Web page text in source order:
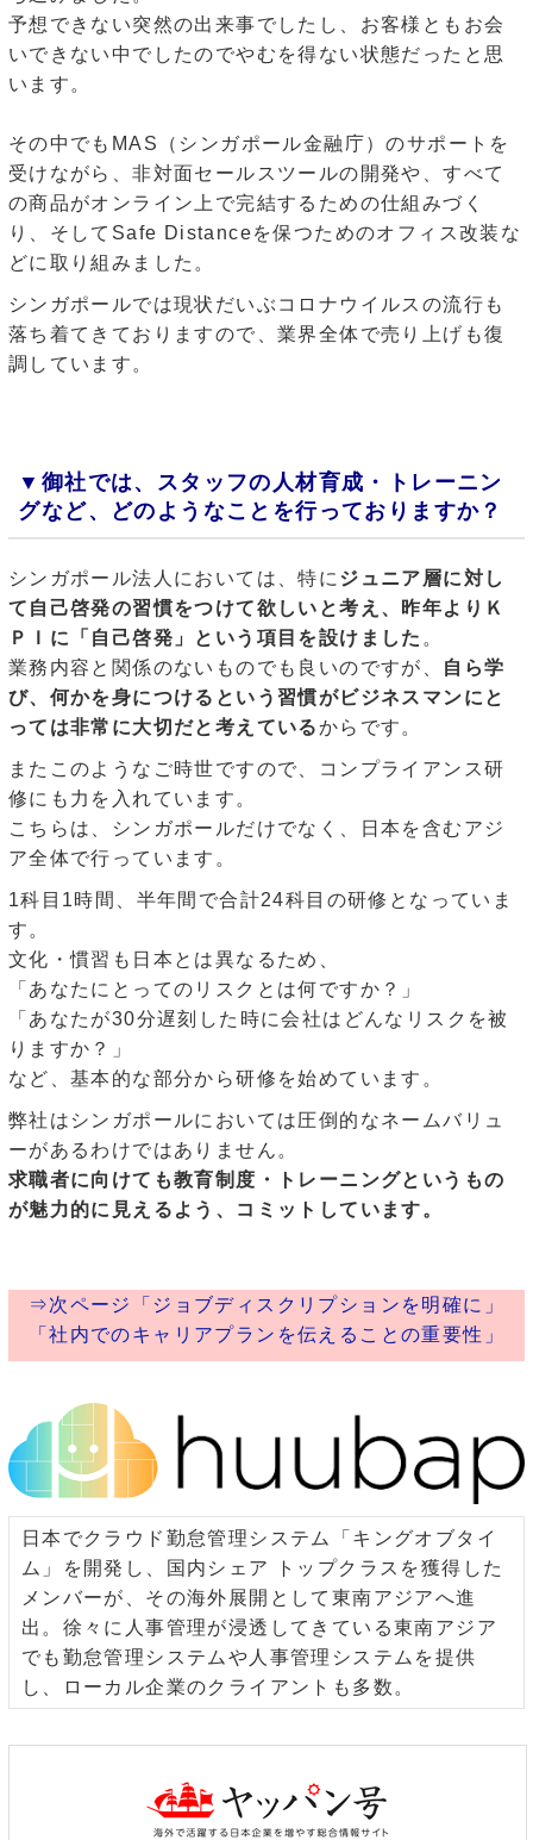
予想できない突然の出来事でしたし、お客様ともお会
いできない中でしたのでやむを得ない状態だったと思
います。
その中でもMAS（シンガポール金融庁）のサポートを
受けながら、非対面セールスツールの開発や、すべて
の商品がオンライン上で完結するための仕組みづく
り、そしてSafe Distanceを保つためのオフィス改装な
どに取り組みました。
シンガポールでは現状だいぶコロナウイルスの流行も
落ち着てきておりますので、業界全体で売り上げも復
調しています。
▼ 御社では、スタッフの人材育成・トレーニン
グなど、どのようなことを行っておりますか？
シンガポール法人においては、特に ジュニア層に対し
て自己啓発の習慣をつけて欲しいと考え、昨年よりＫ
ＰＩに「自己啓発」という項目を設けました 。
業務内容と関係のないものでも良いのですが、
自ら学
び、何かを身につけるという習慣がビジネスマンにと
っては非常に大切だと考えているからです。
またこのようなご時世ですので、コンプライアンス研
修にも力を入れています。
こちらは、シンガポールだけでなく、日本を含むアジ
ア全体で行っています。
1科目1時間、半年間で合計24科目の研修となっていま
す。
文化・慣習も日本とは異なるため、
「あなたにとってのリスクとは何ですか？」
「あなたが30分遅刻した時に会社はどんなリスクを被
りますか？」
など、基本的な部分から研修を始めています。
弊社はシンガポールにおいては圧倒的なネームバリュ
ーがあるわけではありません。
求職者に向けても教育制度・トレーニングというもの
が魅力的に見えるよう、コミットしています。
⇒次ページ「ジョブディスクリプションを明確に」
「社内でのキャリアプランを伝えることの重要性」
日本でクラウド勤怠管理システム「キングオブタイ
ム」を開発し、国内シェア トップクラスを獲得した
メンバーが、その海外展開として東南アジアへ進
出。徐々に人事管理が浸透してきている東南アジア
でも勤怠管理システムや人事管理システムを提供
し、ローカル企業のクライアントも多数。